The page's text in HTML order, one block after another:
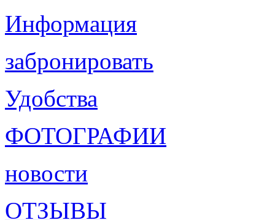
Информация
забронировать
Удобства
ФОТОГРАФИИ
новости
ОТЗЫВЫ